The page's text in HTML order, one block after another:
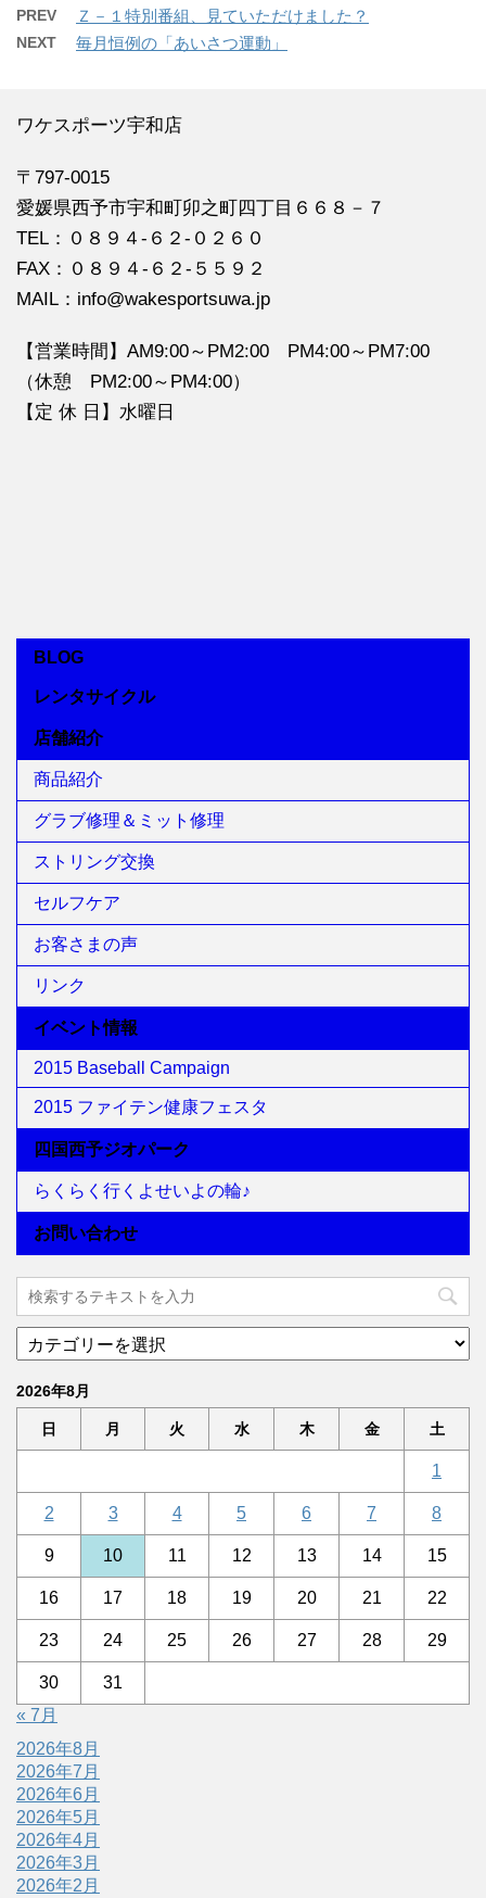
PREV Ｚ－１特別番組、見ていただけました？
NEXT 毎月恒例の「あいさつ運動」
ワケスポーツ宇和店
〒797-0015
愛媛県西予市宇和町卯之町四丁目６６８－７
TEL：０８９４‐６２‐０２６０
FAX：０８９４‐６２‐５５９２
MAIL：info@wakesportsuwa.jp
【営業時間】AM9:00～PM2:00 PM4:00～PM7:00
（休憩 PM2:00～PM4:00）
【定 休 日】水曜日
BLOG
レンタサイクル
店舗紹介
商品紹介
グラブ修理＆ミット修理
ストリング交換
セルフケア
お客さまの声
リンク
イベント情報
2015 Baseball Campaign
2015 ファイテン健康フェスタ
四国西予ジオパーク
らくらく行くよせいよの輪♪
お問い合わせ
2026年8月
日 月 火 水 木 金 土
1
2 3 4 5 6 7 8
9 10 11 12 13 14 15
16 17 18 19 20 21 22
23 24 25 26 27 28 29
30
31
« 7月
2026年8月
2026年7月
2026年6月
2026年5月
2026年4月
2026年3月
2026年2月